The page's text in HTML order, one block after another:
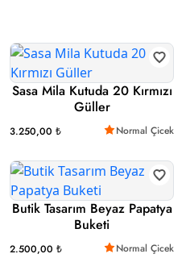
Sasa Mila Kutuda 20 Kırmızı
Güller
3.250,00 ₺ Normal Çicek
Butik Tasarım Beyaz Papatya
Buketi
2.500,00 ₺ Normal Çicek